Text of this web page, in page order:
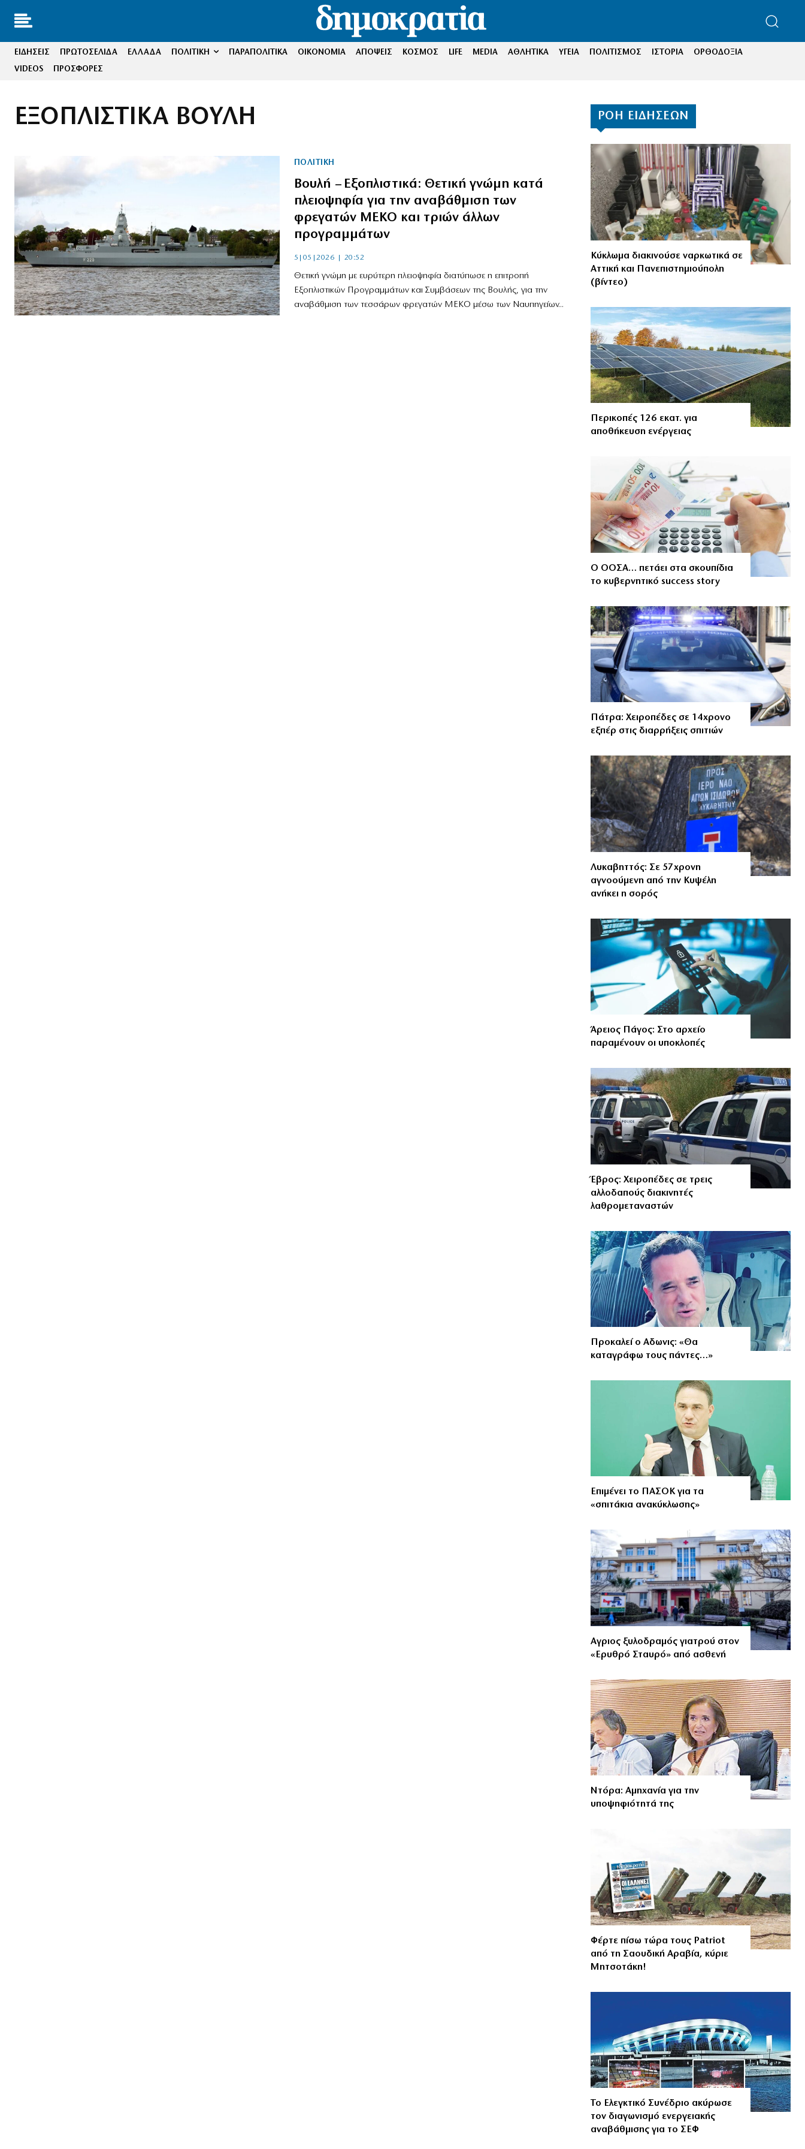
ΕΙΔΗΣΕΙΣ ΠΡΩΤΟΣΕΛΙΔΑ ΕΛΛΑΔΑ ΠΟΛΙΤΙΚΗ ΠΑΡΑΠΟΛΙΤΙΚΑ ΟΙΚΟΝΟΜΙΑ ΑΠΟΨΕΙΣ ΚΟΣΜΟΣ LIFE MEDIA ΑΘΛΗΤΙΚΑ ΥΓΕΙΑ ΠΟΛΙΤΙΣΜΟΣ ΙΣΤΟΡΙΑ
ΟΡΘΟΔΟΞΙΑ
VIDEOS
ΠΡΟΣΦΟΡΕΣ
ΕΞΟΠΛΙΣΤΙΚΑ ΒΟΥΛΗ
ΠΟΛΙΤΙΚΗ
Βουλή – Εξοπλιστικά: Θετική γνώμη κατά
πλειοψηφία για την αναβάθμιση των
φρεγατών ΜΕΚΟ και τριών άλλων
προγραμμάτων
5|05|2026 | 20:52
Θετική γνώμη με ευρύτερη πλειοψηφία διατύπωσε η επιτροπή
Εξοπλιστικών Προγραμμάτων και Συμβάσεων της Βουλής, για την
αναβάθμιση των τεσσάρων φρεγατών ΜΕΚΟ μέσω των Ναυπηγείων...
ΡΟΗ ΕΙΔΗΣΕΩΝ
Κύκλωμα διακινούσε ναρκωτικά σε
Αττική και Πανεπιστημιούπολη
(βίντεο)
Περικοπές 126 εκατ. για
αποθήκευση ενέργειας
Ο ΟΟΣΑ… πετάει στα σκουπίδια
το κυβερνητικό success story
Πάτρα: Χειροπέδες σε 14χρονο
εξπέρ στις διαρρήξεις σπιτιών
Λυκαβηττός: Σε 57χρονη
αγνοούμενη από την Κυψέλη
ανήκει η σορός
Άρειος Πάγος: Στο αρχείο
παραμένουν οι υποκλοπές
Έβρος: Χειροπέδες σε τρεις
αλλοδαπούς διακινητές
λαθρομεταναστών
Προκαλεί ο Αδωνις: «Θα
καταγράφω τους πάντες…»
Επιμένει το ΠΑΣΟΚ για τα
«σπιτάκια ανακύκλωσης»
Αγριος ξυλοδραμός γιατρού στον
«Ερυθρό Σταυρό» από ασθενή
Ντόρα: Αμηχανία για την
υποψηφιότητά της
Φέρτε πίσω τώρα τους Patriot
από τη Σαουδική Αραβία, κύριε
Μητσοτάκη!
Το Ελεγκτικό Συνέδριο ακύρωσε
τον διαγωνισμό ενεργειακής
αναβάθμισης για το ΣΕΦ